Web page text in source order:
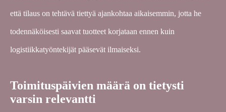
että tilaus on tehtävä tiettyä ajankohtaa aikaisemmin, jotta he
todennäköisesti saavat tuotteet korjataan ennen kuin
logistiikkatyöntekijät pääsevät ilmaiseksi.
Toimituspäivien määrä on tietysti
varsin relevantti